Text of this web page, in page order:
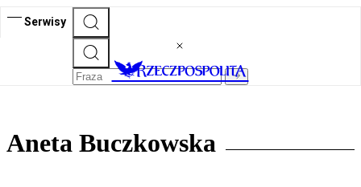
Serwisy
Aneta Buczkowska